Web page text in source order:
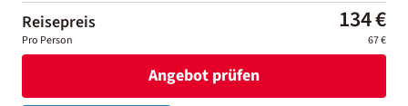
Reisepreis 134 €
Pro Person 67 €
Angebot prüfen